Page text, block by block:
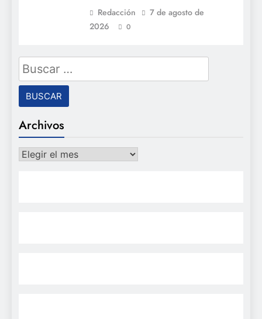
Redacción
7 de agosto de
2026
0
Buscar:
Archivos
Archivos